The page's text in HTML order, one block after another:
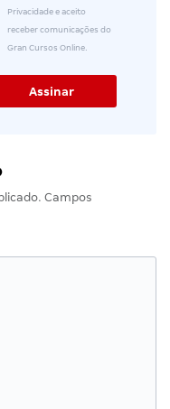
Privacidade e aceito
receber comunicações do
Gran Cursos Online.
Campos